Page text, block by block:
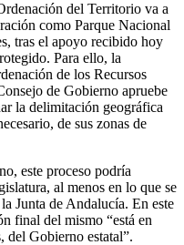
del Territorio va a
como Parque Nacional
tras el apoyo recibido hoy
Para ello, la
de los Recursos
de Gobierno apruebe
la delimitación geográfica
de sus zonas de
este proceso podría
al menos en lo que se
Junta de Andalucía. En este
final del mismo “está en
del Gobierno estatal”.